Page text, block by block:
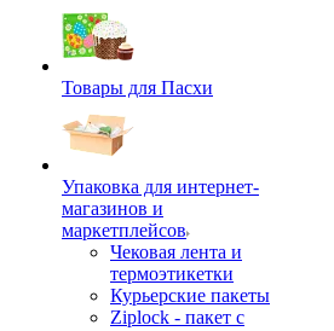
Товары для Пасхи
Упаковка для интернет-
магазинов и
маркетплейсов
Чековая лента и
термоэтикетки
Курьерские пакеты
Ziplock - пакет с